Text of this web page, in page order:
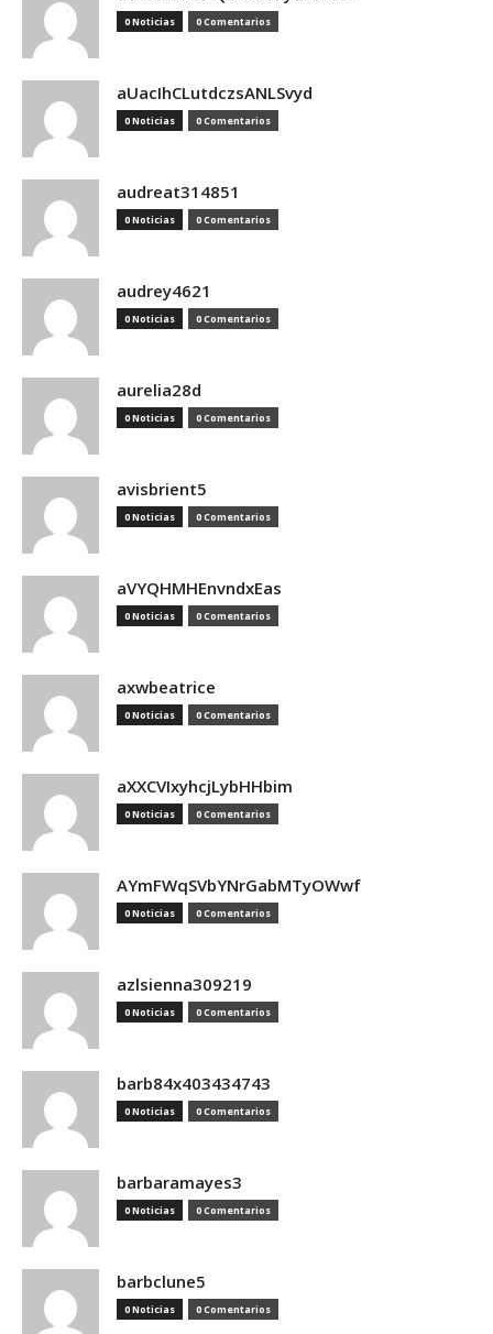
0 Noticias 0 Comentarios
aUacIhCLutdczsANLSvyd
0 Noticias 0 Comentarios
audreat314851
0 Noticias 0 Comentarios
audrey4621
0 Noticias 0 Comentarios
aurelia28d
0 Noticias 0 Comentarios
avisbrient5
0 Noticias 0 Comentarios
aVYQHMHEnvndxEas
0 Noticias 0 Comentarios
axwbeatrice
0 Noticias 0 Comentarios
aXXCVIxyhcjLybHHbim
0 Noticias 0 Comentarios
AYmFWqSVbYNrGabMTyOWwf
0 Noticias 0 Comentarios
azlsienna309219
0 Noticias 0 Comentarios
barb84x403434743
0 Noticias 0 Comentarios
barbaramayes3
0 Noticias 0 Comentarios
barbclune5
0 Noticias 0 Comentarios